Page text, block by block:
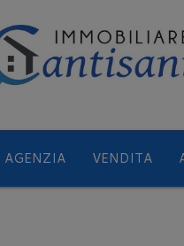
AGENZIA VENDITA